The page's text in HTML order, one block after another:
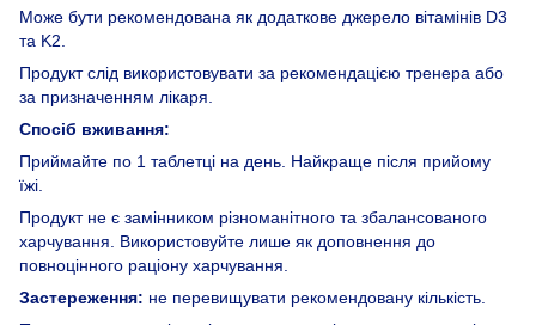
Може бути рекомендована як додаткове джерело вітамінів D3
та K2.
Продукт слід використовувати за рекомендацією тренера або
за призначенням лікаря.
Спосіб вживання:
Приймайте по 1 таблетці на день. Найкраще після прийому
їжі.
Продукт не є замінником різноманітного та збалансованого
харчування. Використовуйте лише як доповнення до
повноцінного раціону харчування.
Застереження: не перевищувати рекомендовану кількість.